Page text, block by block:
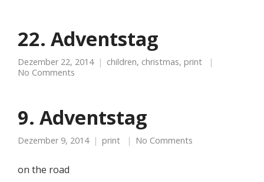
22. Adventstag
Dezember 22, 2014 children, christmas, print
No Comments
9. Adventstag
Dezember 9, 2014 print No Comments
on the road